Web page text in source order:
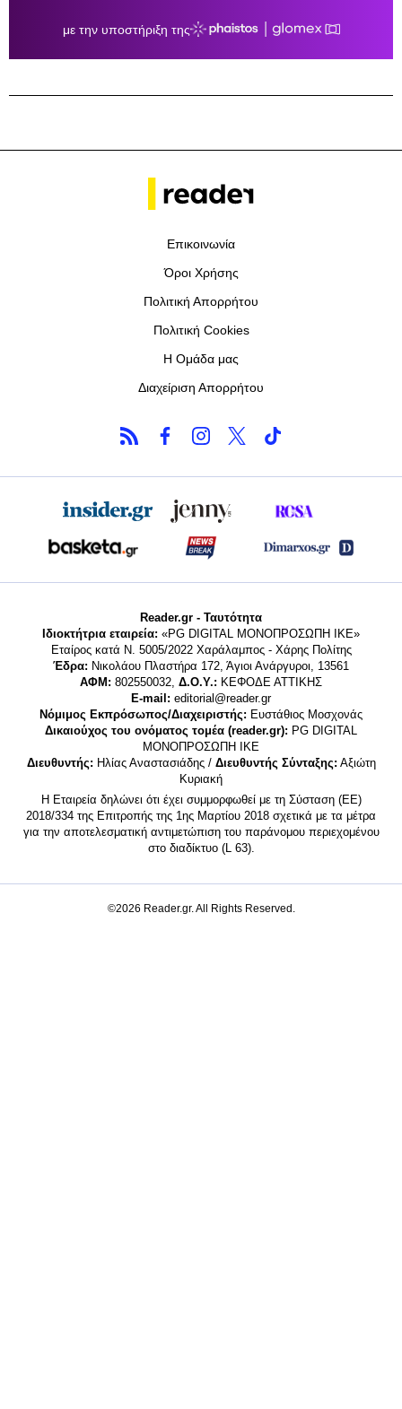
Επικοινωνία
Όροι Χρήσης
Πολιτική Απορρήτου
Πολιτική Cookies
Η Ομάδα μας
Διαχείριση Απορρήτου
Reader.gr - Ταυτότητα
Ιδιοκτήτρια εταιρεία: «PG DIGITAL MONΟΠΡΟΣΩΠΗ ΙΚΕ»
Εταίρος κατά Ν. 5005/2022 Χαράλαμπος - Χάρης Πολίτης
Έδρα: Νικολάου Πλαστήρα 172, Άγιοι Ανάργυροι, 13561
ΑΦΜ: 802550032, Δ.Ο.Υ.: ΚΕΦΟΔΕ ΑΤΤΙΚΗΣ
E-mail: editorial@reader.gr
Νόμιμος Εκπρόσωπος/Διαχειριστής: Ευστάθιος Μοσχονάς
Δικαιούχος του ονόματος τομέα (reader.gr): PG DIGITAL
MONΟΠΡΟΣΩΠΗ ΙΚΕ
Διευθυντής: Ηλίας Αναστασιάδης / Διευθυντής Σύνταξης: Αξιώτη
Κυριακή
Η Εταιρεία δηλώνει ότι έχει συμμορφωθεί με τη Σύσταση (ΕΕ)
2018/334 της Επιτροπής της 1ης Μαρτίου 2018 σχετικά με τα μέτρα
για την αποτελεσματική αντιμετώπιση του παράνομου περιεχομένου
στο διαδίκτυο (L 63).
©2026 Reader.gr. All Rights Reserved.